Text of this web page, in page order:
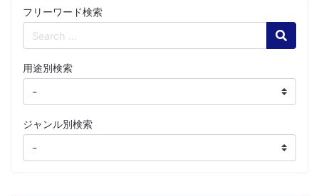
フリーワード検索
Search
用途別検索
ジャンル別検索